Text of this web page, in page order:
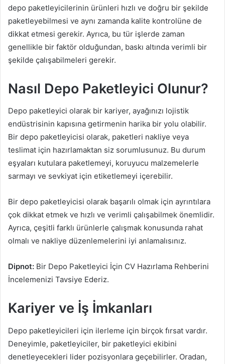
depo paketleyicilerinin ürünleri hızlı ve doğru bir şekilde
paketleyebilmesi ve aynı zamanda kalite kontrolüne de
dikkat etmesi gerekir. Ayrıca, bu tür işlerde zaman
genellikle bir faktör olduğundan, baskı altında verimli bir
şekilde çalışabilmeleri gerekir.
Nasıl Depo Paketleyici Olunur?
Depo paketleyici olarak bir kariyer, ayağınızı lojistik
endüstrisinin kapısına getirmenin harika bir yolu olabilir.
Bir depo paketleyicisi olarak, paketleri nakliye veya
teslimat için hazırlamaktan siz sorumlusunuz. Bu durum
eşyaları kutulara paketlemeyi, koruyucu malzemelerle
sarmayı ve sevkiyat için etiketlemeyi içerebilir.
Bir depo paketleyicisi olarak başarılı olmak için ayrıntılara
çok dikkat etmek ve hızlı ve verimli çalışabilmek önemlidir.
Ayrıca, çeşitli farklı ürünlerle çalışmak konusunda rahat
olmalı ve nakliye düzenlemelerini iyi anlamalısınız.
Dipnot: Bir Depo Paketleyici İçin CV Hazırlama Rehberini
İncelemenizi Tavsiye Ederiz.
Kariyer ve İş İmkanları
Depo paketleyicileri için ilerleme için birçok fırsat vardır.
Deneyimle, paketleyiciler, bir paketleyici ekibini
denetleyecekleri lider pozisyonlara geçebilirler. Oradan,